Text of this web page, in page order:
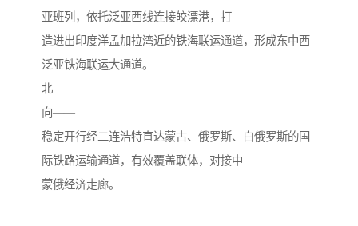
亚班列，依托泛亚西线连接皎漂港，打
造进出印度洋孟加拉湾近的铁海联运通道，形成东中西
泛亚铁海联运大通道。
北
向——
稳定开行经二连浩特直达蒙古、俄罗斯、白俄罗斯的国
际铁路运输通道，有效覆盖联体，对接中
蒙俄经济走廊。